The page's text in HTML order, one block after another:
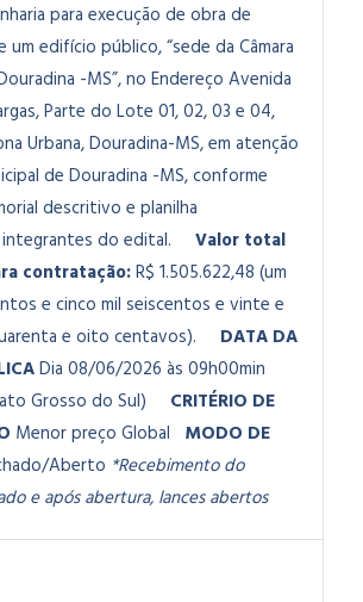
para execução de obra de
edifício público, “sede da Câmara
-MS”, no Endereço Avenida
Parte do Lote 01, 02, 03 e 04,
Urbana, Douradina-MS, em atenção
de Douradina -MS, conforme
descritivo e planilha
do edital.
Valor total
contratação:R$ 1.505.622,48 (um
e cinco mil seiscentos e vinte e
e oito centavos).
DATA DA
Dia 08/06/2026 às 09h00min
Grosso do Sul)
CRITÉRIO DE
Menor preço Global MODO DE
Aberto *Recebimento do
e após abertura, lances abertos